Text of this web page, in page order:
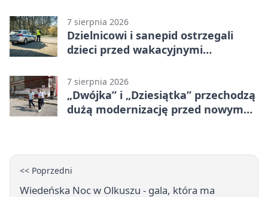
7 sierpnia 2026
Dzielnicowi i sanepid ostrzegali
dzieci przed wakacyjnymi
7 sierpnia 2026
„Dwójka” i „Dziesiątka” przechodzą
dużą modernizację przed nowym
<< Poprzedni
Wiedeńska Noc w Olkuszu - gala, która ma